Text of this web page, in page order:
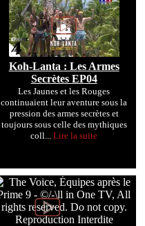
Koh-Lanta : Les Armes
Secrètes EP04
Les Jaunes et les Rouges
continuaient leur aventure sous la
pression des armes secrètes et
toujours sous celle des mythiques
coll...Lire la suite